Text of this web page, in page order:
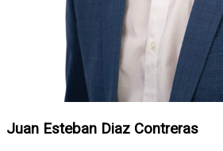
Juan Esteban Diaz Contreras